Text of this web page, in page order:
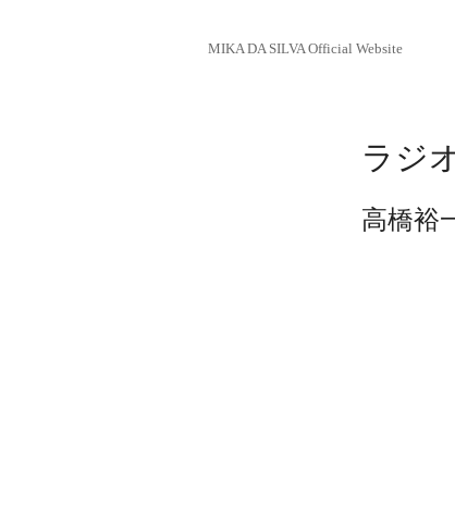
MIKA DA SILVA Official Website
ラジ
高橋裕